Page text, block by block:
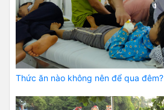
Thức ăn nào không nên để qua đêm?